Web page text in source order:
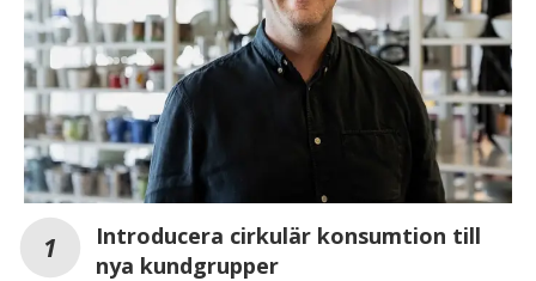
Introducera cirkulär konsumtion till
nya kundgrupper